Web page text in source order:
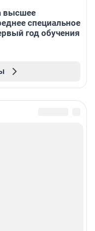
высшее
специальное
год обучения